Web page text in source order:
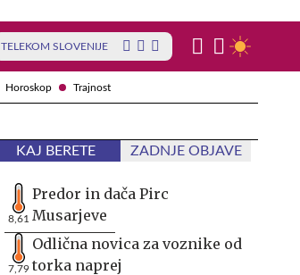
Horoskop Trajnost
TELEKOM SLOVENIJE
KAJ BERETE ZADNJE OBJAVE
8,61
Predor in dača Pirc
Musarjeve
7,79
Odlična novica za voznike od
torka naprej